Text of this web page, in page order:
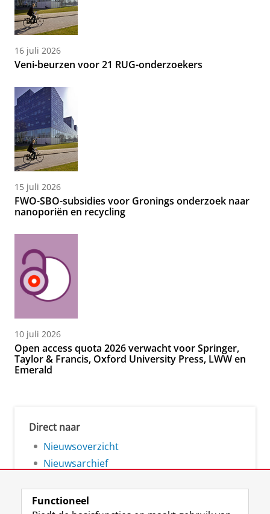
16 juli 2026
Veni-beurzen voor 21 RUG-onderzoekers
15 juli 2026
FWO-SBO-subsidies voor Gronings onderzoek naar
nanoporiën en recycling
10 juli 2026
Open access quota 2026 verwacht voor Springer,
Taylor & Francis, Oxford University Press, LWW en
Emerald
Direct naar
Nieuwsoverzicht
Nieuwsarchief
Functioneel